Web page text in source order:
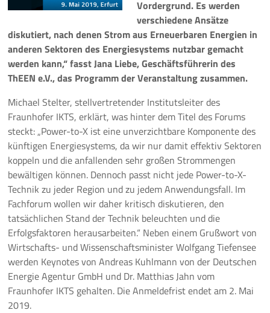
Aktuelles
Meldungen
Pressemeldungen
Branchenmeldungen
Statements
Positionen
Jobs
Mediathek
Akkreditierung
Mehr
Vordergrund. Es werden
verschiedene Ansätze
diskutiert, nach denen Strom aus Erneuerbaren Energien in
anderen Sektoren des Energiesystems nutzbar gemacht
werden kann,“ fasst Jana Liebe, Geschäftsführerin des
ThEEN e.V., das Programm der Veranstaltung zusammen.
Michael Stelter, stellvertretender Institutsleiter des
Fraunhofer IKTS, erklärt, was hinter dem Titel des Forums
steckt: „Power-to-X ist eine unverzichtbare Komponente des
künftigen Energiesystems, da wir nur damit effektiv Sektoren
koppeln und die anfallenden sehr großen Strommengen
bewältigen können. Dennoch passt nicht jede Power-to-X-
Technik zu jeder Region und zu jedem Anwendungsfall. Im
Fachforum wollen wir daher kritisch diskutieren, den
tatsächlichen Stand der Technik beleuchten und die
Erfolgsfaktoren herausarbeiten.“ Neben einem Grußwort von
Wirtschafts- und Wissenschaftsminister Wolfgang Tiefensee
werden Keynotes von Andreas Kuhlmann von der Deutschen
Energie Agentur GmbH und Dr. Matthias Jahn vom
Fraunhofer IKTS gehalten. Die Anmeldefrist endet am 2. Mai
2019.